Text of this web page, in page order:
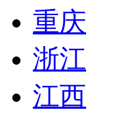
重庆
浙江
江西